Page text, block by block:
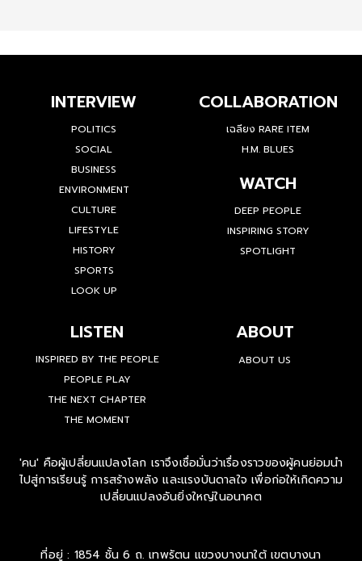
INTERVIEW
POLITICS
SOCIAL
BUSINESS
ENVIRONMENT
CULTURE
LIFESTYLE
HISTORY
SPORTS
LOOK UP
COLLABORATION
เฉลียง RARE ITEM
H.M. BLUES
WATCH
DEEP PEOPLE
INSPIRING STORY
SPOTLIGHT
LISTEN
INSPIRED BY THE PEOPLE
PEOPLE PLAY
THE NEXT CHAPTER
THE MOMENT
ABOUT
ABOUT US
'คน' คือผู้เปลี่ยนแปลงโลก เราจึงเชื่อมั่นว่าเรื่องราวของผู้คนย่อมนำ
ไปสู่การเรียนรู้ การสร้างพลัง และแรงบันดาลใจ เพื่อก่อให้เกิดความ
เปลี่ยนแปลงอันยิ่งใหญ่ในอนาคต
ที่อยู่ : 1854 ชั้น 6 ถ. เทพรัตน แขวงบางนาใต้ เขตบางนา